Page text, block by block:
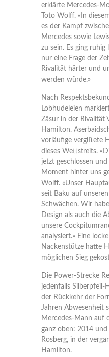
erklärte Mercedes-
Toto Wolff. «In
es der Kampf
Mercedes sowie
zu sein. Es ging ruhig
nur eine Frage der
Rivalität härter und
werden würde.»
Nach
Lobhudeleien
Zäsur in der Rivalität
Hamilton.
vorläufige vergiftete
dieses Wettstreits.
jetzt geschlossen
Moment hinter uns
Wolff. «Unser
seit Baku auf
Schwächen. Wir
Design als auch die
unsere
analysiert.» Eine
Nackenstütze hatte
möglichen Sieg
Die Power-Strecke
jedenfalls Silberpfeil-
der Rückkehr der
Jahren Abwesenheit
Mercedes-Mann auf
ganz oben: 2014
Rosberg, in der
Hamilton.